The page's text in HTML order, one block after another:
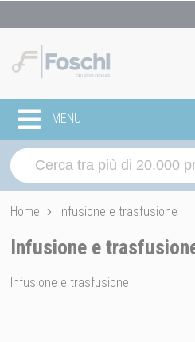
MENU
Home Infusione e trasfusione
Infusione e
Infusione e trasfusione